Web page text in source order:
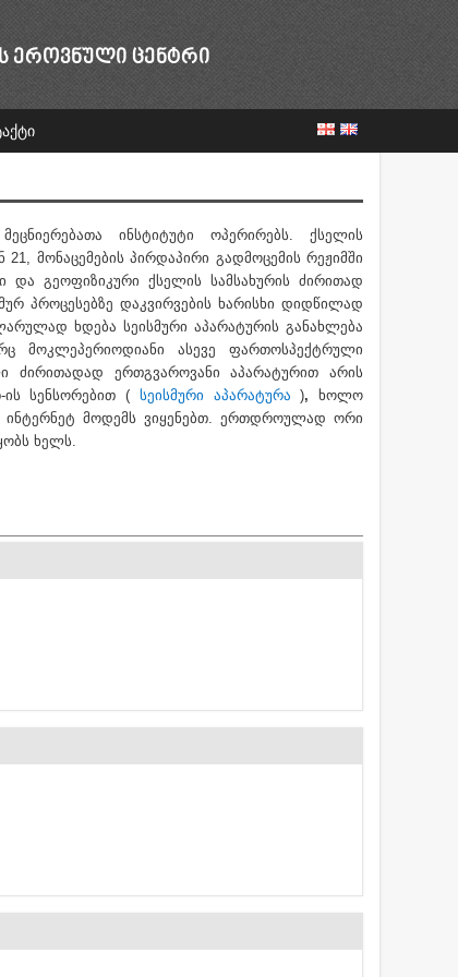
ᲔᲠᲝᲕᲜᲣᲚᲘ ᲪᲔᲜᲢᲠᲘ
ინსტიტუტი ოპერირებს. ქსელის
მონაცემების პირდაპირი გადმოცემის რეჟიმში
და გეოფიზიკური ქსელის სამსახურის ძირითად
პროცესებზე დაკვირვების ხარისხი დიდწილად
ხდება სეისმური აპარატურის განახლება
მოკლეპერიოდიანი ასევე ფართოსპექტრული
ძირითადად ერთგვაროვანი აპარატურით არის
ის სენსორებით ( სეისმური აპარატურა), ხოლო
ინტერნეტ მოდემს ვიყენებთ. ერთდროულად ორი
ხელს.